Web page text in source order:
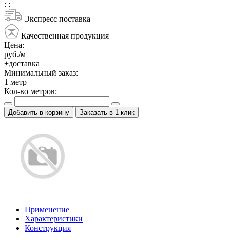
: :
Экспресс поставка
Качественная продукция
Цена:
руб./м
+доставка
Минимальный заказ:
1 метр
Кол-во метров:
Добавить в корзину Заказать в 1 клик
Применение
Характеристики
Конструкция